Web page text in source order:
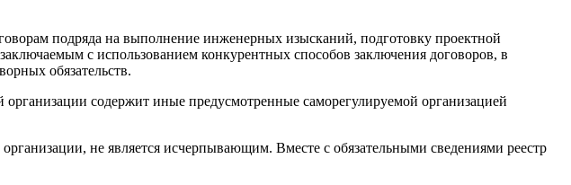
подряда на выполнение инженерных изысканий, подготовку проектной
с использованием конкурентных способов заключения договоров, в
обязательств.
содержит иные предусмотренные саморегулируемой организацией
не является исчерпывающим. Вместе с обязательными сведениями реестр